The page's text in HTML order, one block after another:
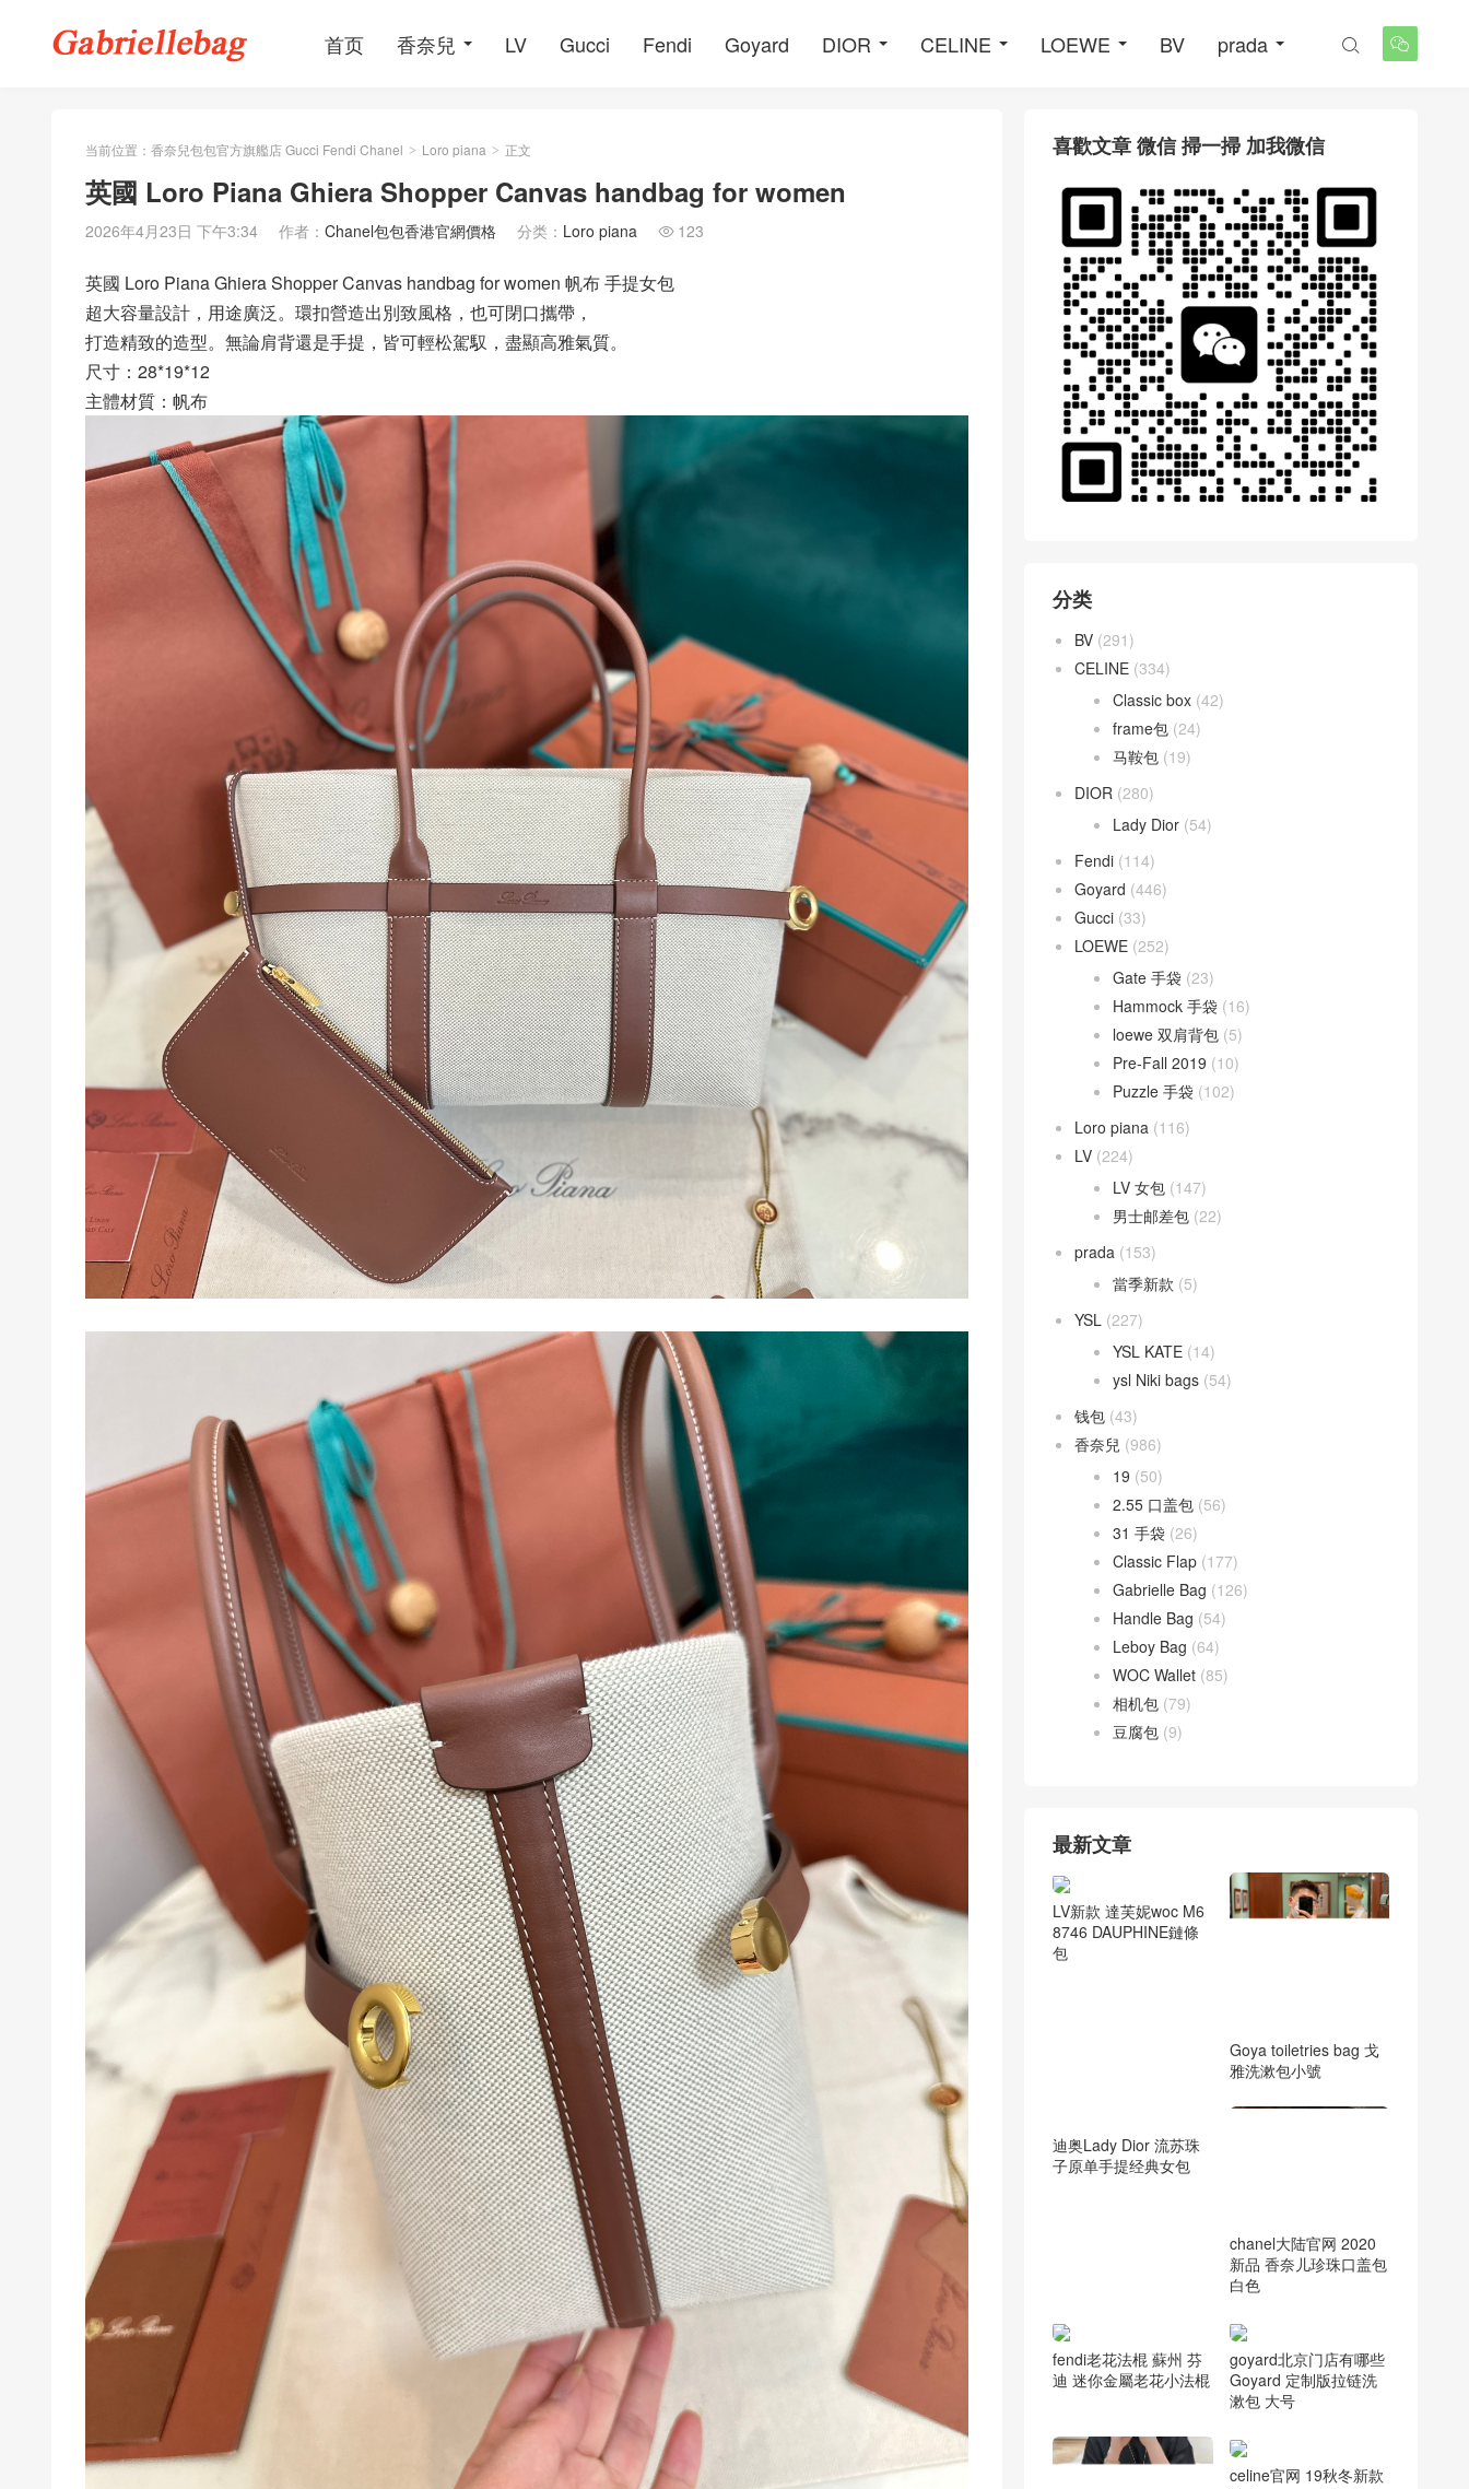
首页 香奈兒 LV Gucci Fendi Goyard DIOR CELINE LOEWE BV prada 

当前位置： 香奈兒包包官方旗艦店 Gucci Fendi Chanel > Loro piana > 正文
英國 Loro Piana Ghiera Shopper Canvas handbag for women
2026年4月23日 下午3:34 作者： Chanel包包香港官網價格 分类： Loro piana  123
英國 Loro Piana Ghiera Shopper Canvas handbag for women 帆布 手提女包
超大容量設計，用途廣泛。環扣營造出別致風格，也可閉口攜帶，
打造精致的造型。無論肩背還是手提，皆可輕松駕馭，盡顯高雅氣質。
尺寸：28*19*12
主體材質：帆布
喜歡文章 微信 掃一掃 加我微信
分类
BV (291)
CELINE (334)
Classic box (42)
frame包 (24)
马鞍包 (19)
DIOR (280)
Lady Dior (54)
Fendi (114)
Goyard (446)
Gucci (33)
LOEWE (252)
Gate 手袋 (23)
Hammock 手袋 (16)
loewe 双肩背包 (5)
Pre-Fall 2019 (10)
Puzzle 手袋 (102)
Loro piana (116)
LV (224)
LV 女包 (147)
男士邮差包 (22)
prada (153)
當季新款 (5)
YSL (227)
YSL KATE (14)
ysl Niki bags (54)
钱包 (43)
香奈兒 (986)
19 (50)
2.55 口盖包 (56)
31 手袋 (26)
Classic Flap (177)
Gabrielle Bag (126)
Handle Bag (54)
Leboy Bag (64)
WOC Wallet (85)
相机包 (79)
豆腐包 (9)
最新文章
LV新款 達芙妮woc M6
8746 DAUPHINE鏈條
包
Goya toiletries bag 戈
雅洗漱包小號
chanel大陆官网 2020
新品 香奈儿珍珠口盖包
白色
fendi老花法棍 蘇州 芬
迪 迷你金屬老花小法棍
goyard北京门店有哪些
Goyard 定制版拉链洗
漱包 大号
celine官网 19秋冬新款